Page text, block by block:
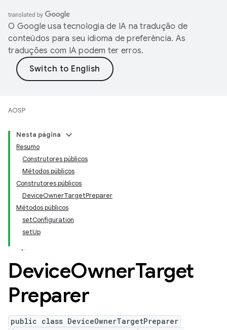
O Google usa tecnologia de IA na tradução de
conteúdos para seu idioma de preferência. As
traduções com IA podem ter erros.
AOSP
Nesta página
Resumo
Construtores públicos
Métodos públicos
Construtores públicos
DeviceOwnerTargetPreparer
Métodos públicos
setConfiguration
setUp
DeviceOwnerTarget
Preparer
public class DeviceOwnerTargetPreparer